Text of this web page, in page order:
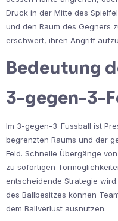
Druck in der Mitte des
und den Raum des Gegners
erschwert, ihren Angriff
Bedeutung
3-gegen-3-
Im 3-gegen-3-Fussball ist
begrenzten Raums und der
Feld. Schnelle Übergänge
zu sofortigen
entscheidende Strategie
des Ballbesitzes können
dem Ballverlust ausnutzen.